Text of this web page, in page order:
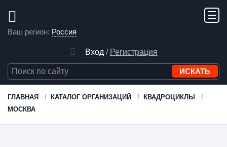
Ваш регион: Россия
Вход / Регистрация
ГЛАВНАЯ КАТАЛОГ ОРГАНИЗАЦИЙ
КВАДРОЦИКЛЫ
МОСКВА